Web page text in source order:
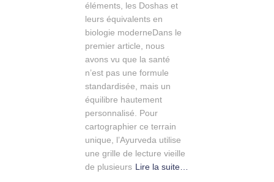
éléments, les Doshas et
leurs équivalents en
biologie moderneDans le
premier article, nous
avons vu que la santé
n’est pas une formule
standardisée, mais un
équilibre hautement
personnalisé. Pour
cartographier ce terrain
unique, l’Ayurveda utilise
une grille de lecture vieille
de plusieurs Lire la suite…